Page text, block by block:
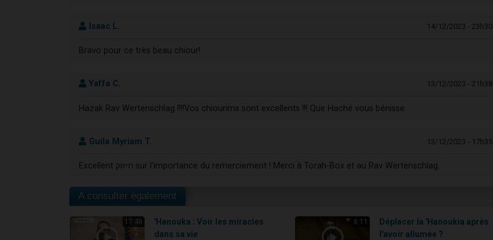
Isaac L. 14/12/2023 - 23h30
Bravo pour ce très beau chiour!
Yaffa C. 13/12/2023 - 21h38
Hazak Rav Wertenschlag !!!!Vos chiourims sont excellents !!! Que Haché vous bénisse
Guila Myriam T. 13/12/2023 - 17h35
Excellent חיזוק sur l'importance du remerciement ! Merci à Torah-Box et au Rav Wertenschlag.
A consulter également
17:46
'Hanouka : Voir les miracles
dans sa vie
6:11
Déplacer la 'Hanoukia après
l'avoir allumée ?